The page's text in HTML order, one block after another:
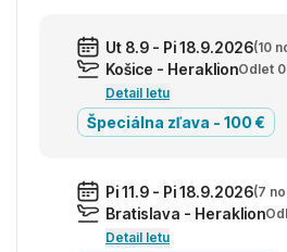
Ut 8.9 - Pi 18.9.2026(10
Košice - HeraklionOdlet
Detail letu
Špeciálna zľava - 100 €
Pi 11.9 - Pi 18.9.2026(7
Bratislava - Heraklion
Detail letu